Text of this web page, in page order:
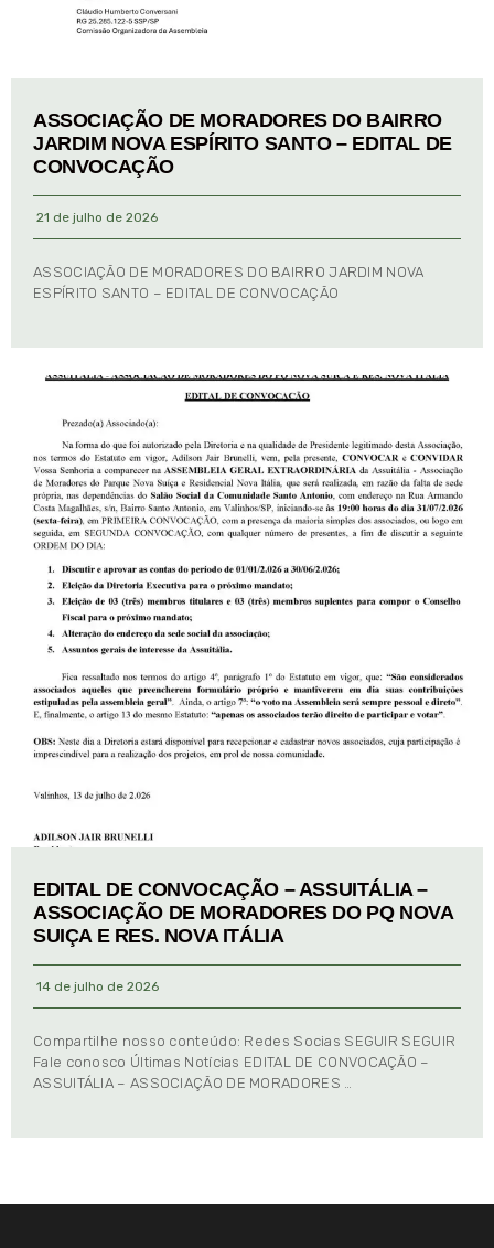
ASSOCIAÇÃO DE MORADORES DO BAIRRO
JARDIM NOVA ESPÍRITO SANTO – EDITAL DE
CONVOCAÇÃO
21 de julho de 2026
ASSOCIAÇÃO DE MORADORES DO BAIRRO JARDIM NOVA
ESPÍRITO SANTO – EDITAL DE CONVOCAÇÃO
EDITAL DE CONVOCAÇÃO – ASSUITÁLIA –
ASSOCIAÇÃO DE MORADORES DO PQ NOVA
SUIÇA E RES. NOVA ITÁLIA
14 de julho de 2026
Compartilhe nosso conteúdo: Redes Socias SEGUIR SEGUIR
Fale conosco Últimas Notícias EDITAL DE CONVOCAÇÃO –
ASSUITÁLIA – ASSOCIAÇÃO DE MORADORES …